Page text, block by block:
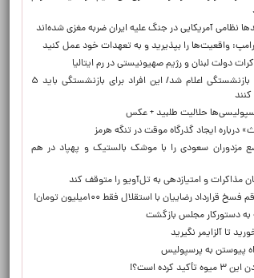
نظامی آمریکایی در جنگ علیه ایران ضربه مغزی شده‌اند
واقعیت‌ها را بپذیرید و به تعهدات خود عمل کنید
دولت لبنان و رژیم صهیونیستی در رم ایتالیا
فوری؛ شرط جدید بازنشستگی اعلام شد/ این افراد برای بازنشستگی باید ۵
حلالیت طلبید + عکس
درباره ایجاد گذرگاه موقت در تنگه هرمز
مزدوران سعودی را با موشک بالستیک و پهپاد در هم
مذاکرات و امتیازدهی به تل‌آویو را متوقف کند
رضاییان با استقلال فقط ۱۰۰میلیون تومان!
به دستورکار مجلس بازگشت
تا آلزایمر نگیرید
پیوستن به پرسپولیس
کرده است؟!